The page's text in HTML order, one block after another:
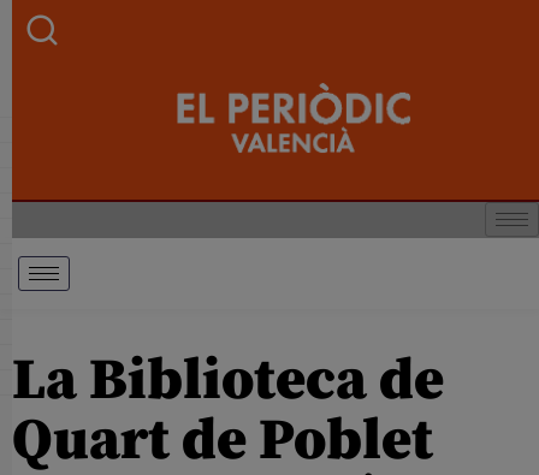
La Biblioteca de
Quart de Poblet